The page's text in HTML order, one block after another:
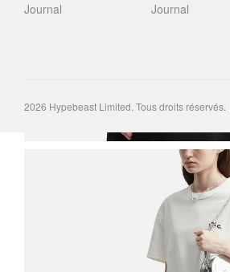
Journal
Journal
2026 Hypebeast Limited. Tous droits réservés.